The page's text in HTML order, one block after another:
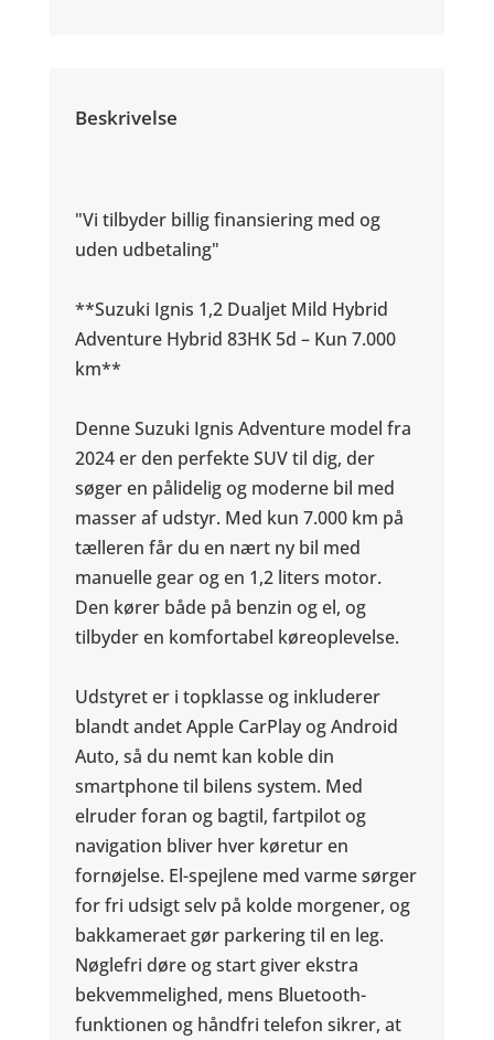
Beskrivelse
"Vi tilbyder billig finansiering med og
uden udbetaling"
**Suzuki Ignis 1,2 Dualjet Mild Hybrid
Adventure Hybrid 83HK 5d – Kun 7.000
km**
Denne Suzuki Ignis Adventure model fra
2024 er den perfekte SUV til dig, der
søger en pålidelig og moderne bil med
masser af udstyr. Med kun 7.000 km på
tælleren får du en nært ny bil med
manuelle gear og en 1,2 liters motor.
Den kører både på benzin og el, og
tilbyder en komfortabel køreoplevelse.
Udstyret er i topklasse og inkluderer
blandt andet Apple CarPlay og Android
Auto, så du nemt kan koble din
smartphone til bilens system. Med
elruder foran og bagtil, fartpilot og
navigation bliver hver køretur en
fornøjelse. El-spejlene med varme sørger
for fri udsigt selv på kolde morgener, og
bakkameraet gør parkering til en leg.
Nøglefri døre og start giver ekstra
bekvemmelighed, mens Bluetooth-
funktionen og håndfri telefon sikrer, at